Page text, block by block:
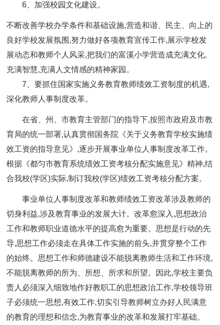
6、加强校园文化建设。
不断改善学校办学条件和基础设施,营造和谐、民主、向上的
良好学校发展氛围,努力做好各项教育宣传工作,展示学校发
展动态和教师个人风采,把我们的富溪小学营造成充满文化,
充满智慧,充满人文情感的精神家园。
7、要抓住国家实施义务教育教师绩效工资制度的机遇,
深化教师人事制度改革。
在省、州、市教育主管部门的指导下,按照市政府及市教
育局的统一部署,认真贯彻国务院《关于义务教育学校实施绩
效工资的指导意见》,逐步开展事业单位人事制度改革工作。
根据《都匀市教育系统绩效工资考核分配实施意见》精神,结
合我校(学区)实际,制订我校(学区)绩效工资考核分配方案。
事业单位人事制度改革和教师绩效工资改革涉及教师的
切身利益,涉及教育事业的发展大计。改革愈深入,思想政治
工作和教师职业道德水平的提高愈为重要。思想是行动的先
导,思想工作必须走在具体工作实施的前头,并贯穿整个工作
的始终。思想工作和师德建设不能脱离教师生活和工作环境,
不能脱离教师的所为、所想、所求和所望。因此,学校主要负
责人必须深入细致地作好教职工的思想政治工作,学校领导班
子必须统一思想,有效工作,切实引导教师树立办好人民满意
的教育的理想和信念,为教育事业的改革和发展打牢基础。